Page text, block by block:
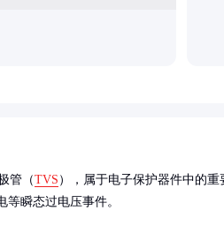
管（TVS ），属于电子保护器件中的
瞬态过电压事件。